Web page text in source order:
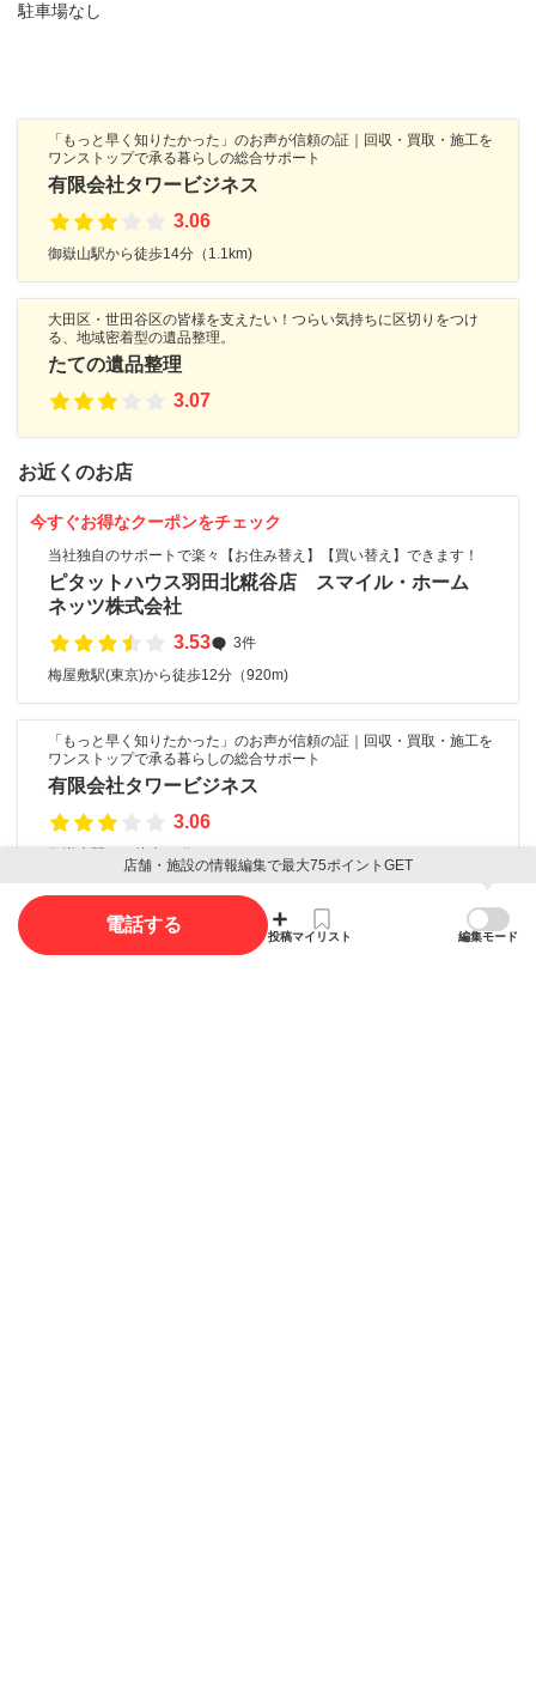
駐車場なし
「もっと早く知りたかった」のお声が信頼の証｜回収・買取・施工を
ワンストップで承る暮らしの総合サポート
有限会社タワービジネス
3.06
御嶽山駅から徒歩14分（1.1km)
大田区・世田谷区の皆様を支えたい！つらい気持ちに区切りをつけ
る、地域密着型の遺品整理。
たての遺品整理
3.07
お近くのお店
今すぐお得なクーポンをチェック
当社独自のサポートで楽々【お住み替え】【買い替え】できます！
ピタットハウス羽田北糀谷店 スマイル・ホーム
ネッツ株式会社
3.53
3件
梅屋敷駅(東京)から徒歩12分（920m)
「もっと早く知りたかった」のお声が信頼の証｜回収・買取・施工を
ワンストップで承る暮らしの総合サポート
有限会社タワービジネス
3.06
御嶽山駅から徒歩14分（1.1km)
口コミ
店舗・施設の情報編集で最大75ポイントGET
電話する
投稿マイリスト 編集モード